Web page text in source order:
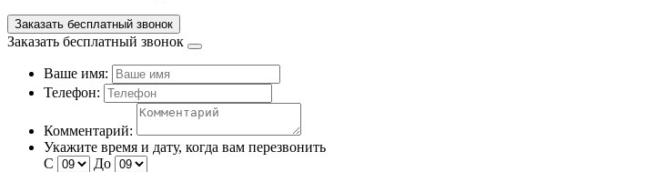
Заказать бесплатный звонок
Заказать бесплатный звонок
Ваше имя:
Телефон:
Комментарий:
Укажите время и дату, когда вам перезвонить
С
До